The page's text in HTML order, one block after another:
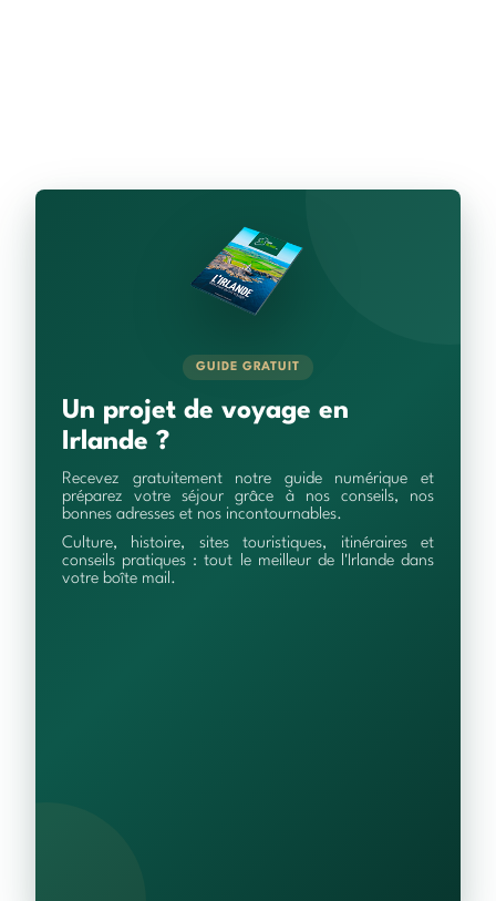
GUIDE GRATUIT
Un projet de voyage en
Irlande ?
Recevez gratuitement notre guide numérique et
préparez votre séjour grâce à nos conseils, nos
bonnes adresses et nos incontournables.
Culture, histoire, sites touristiques, itinéraires et
conseils pratiques : tout le meilleur de l'Irlande dans
votre boîte mail.